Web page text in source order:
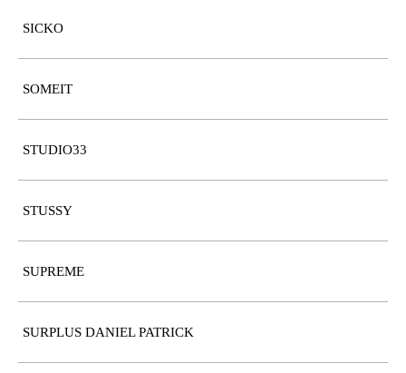
SICKO
SOMEIT
STUDIO33
STUSSY
SUPREME
SURPLUS DANIEL PATRICK